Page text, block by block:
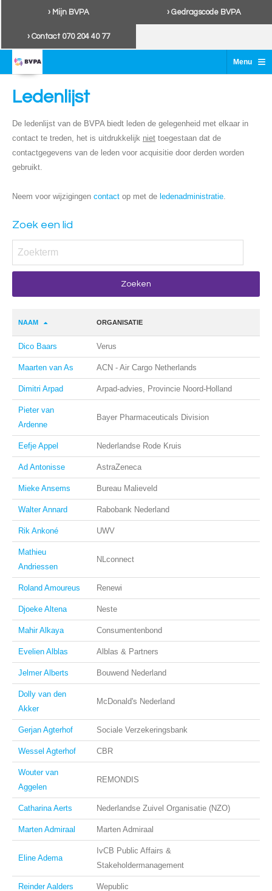
› Mijn BVPA › Gedragscode BVPA
› Contact 070 204 40 77
Menu ≡
Ledenlijst
De ledenlijst van de BVPA biedt leden de gelegenheid met elkaar in
contact te treden, het is uitdrukkelijk niet toegestaan dat de
contactgegevens van de leden voor acquisitie door derden worden
gebruikt.
Neem voor wijzigingen contact op met de ledenadministratie.
Zoek een lid
NAAM ORGANISATIE
Dico Baars Verus
Maarten van As ACN - Air Cargo Netherlands
Dimitri Arpad Arpad-advies, Provincie Noord-Holland
Pieter van
Ardenne
Bayer Pharmaceuticals Division
Eefje Appel Nederlandse Rode Kruis
Ad Antonisse AstraZeneca
Mieke Ansems Bureau Malieveld
Walter Annard Rabobank Nederland
Rik Ankoné UWV
Mathieu
Andriessen
NLconnect
Roland Amoureus Renewi
Djoeke Altena Neste
Mahir Alkaya Consumentenbond
Evelien Alblas Alblas & Partners
Jelmer Alberts Bouwend Nederland
Dolly van den
Akker
McDonald's Nederland
Gerjan Agterhof Sociale Verzekeringsbank
Wessel Agterhof CBR
Wouter van
Aggelen
REMONDIS
Catharina Aerts Nederlandse Zuivel Organisatie (NZO)
Marten Admiraal Marten Admiraal
Eline Adema
IvCB Public Affairs &
Stakeholdermanagement
Reinder Aalders Wepublic